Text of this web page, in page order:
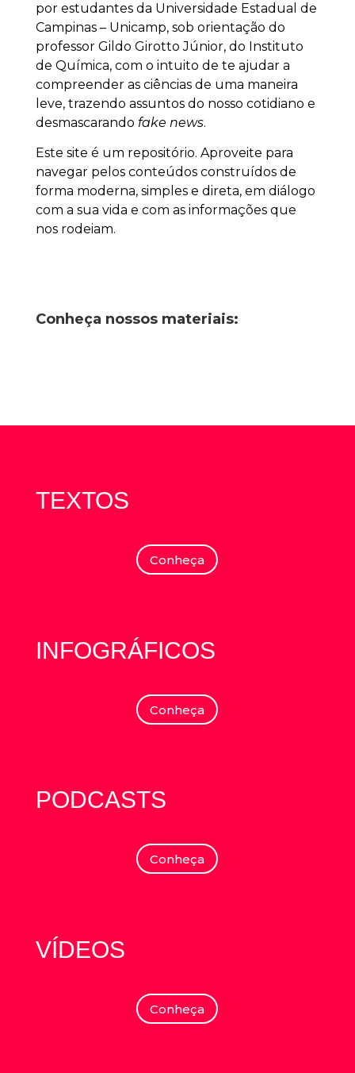
por estudantes da Universidade Estadual de
Campinas – Unicamp, sob orientação do
professor Gildo Girotto Júnior, do Instituto
de Química, com o intuito de te ajudar a
compreender as ciências de uma maneira
leve, trazendo assuntos do nosso cotidiano e
desmascarando fake news.
Este site é um repositório. Aproveite para
navegar pelos conteúdos construídos de
forma moderna, simples e direta, em diálogo
com a sua vida e com as informações que
nos rodeiam.
Conheça nossos materiais:
TEXTOS
Conheça
INFOGRÁFICOS
Conheça
PODCASTS
Conheça
VÍDEOS
Conheça